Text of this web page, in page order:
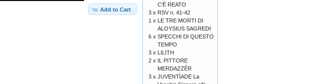
Add to Cart
C'È REATO
3 x RSV n. 41-42
1 x LE TRE MORTI DI
ALOYSIUS SAGREDI
6 x SPECCHI DI QUESTO
TEMPO
3 x LILITH
2 x IL PITTORE
MERDAZZÈR
3 x JUVENTÌADE La